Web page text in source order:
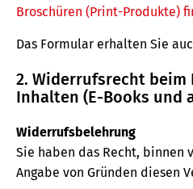
Broschüren (Print-Produkte)
Das Formular erhalten Sie
2. Widerrufsrecht
Inhalten (E-Books und
Widerrufsbelehrung
Sie haben das Recht, binnen
Angabe von Gründen diesen